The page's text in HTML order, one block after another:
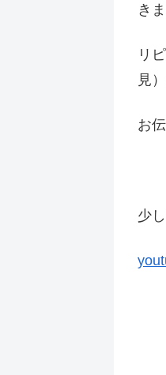
き
リ
見
お
少